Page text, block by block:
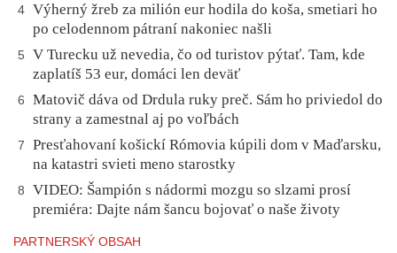
4 Výherný žreb za milión eur hodila do koša, smetiari ho
po celodennom pátraní nakoniec našli
5
V Turecku už nevedia, čo od turistov pýtať. Tam, kde
zaplatíš 53 eur, domáci len deväť
6
Matovič dáva od Drdula ruky preč. Sám ho priviedol do
strany a zamestnal aj po voľbách
7
Presťahovaní košickí Rómovia kúpili dom v Maďarsku,
na katastri svieti meno starostky
8
VIDEO: Šampión s nádormi mozgu so slzami prosí
premiéra: Dajte nám šancu bojovať o naše životy
PARTNERSKÝ OBSAH